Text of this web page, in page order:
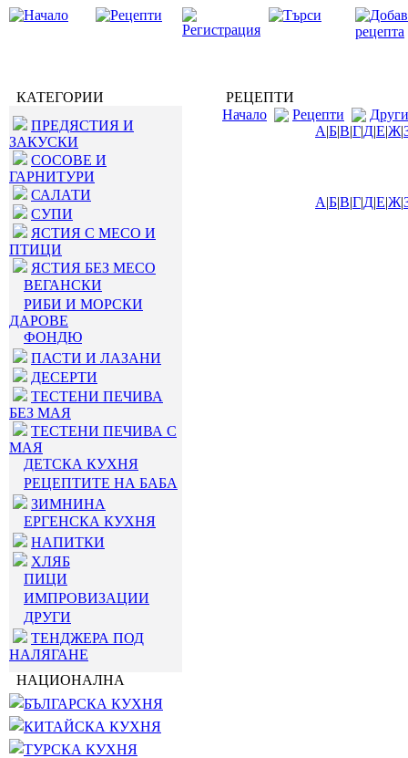
КАТЕГОРИИ
ПРЕДЯСТИЯ И
ЗАКУСКИ
СОСОВЕ И
ГАРНИТУРИ
САЛАТИ
СУПИ
ЯСТИЯ С МЕСО И
ПТИЦИ
ЯСТИЯ БЕЗ МЕСО
ВЕГАНСКИ
РИБИ И МОРСКИ
ДАРОВЕ
ФОНДЮ
ПАСТИ И ЛАЗАНИ
ДЕСЕРТИ
ТЕСТЕНИ ПЕЧИВА
БЕЗ МАЯ
ТЕСТЕНИ ПЕЧИВА С
МАЯ
ДЕТСКА КУХНЯ
РЕЦЕПТИТЕ НА БАБА
ЗИМНИНА
ЕРГЕНСКА КУХНЯ
НАПИТКИ
ХЛЯБ
ПИЦИ
ИМПРОВИЗАЦИИ
ДРУГИ
ТЕНДЖЕРА ПОД
НАЛЯГАНЕ
НАЦИОНАЛНА
БЪЛГАРСКА КУХНЯ
КИТАЙСКА КУХНЯ
ТУРСКА КУХНЯ
РЕЦЕПТИ
Начало
Рецепти
Други
А|Б|В|Г|Д|Е|Ж|
А|Б|В|Г|Д|Е|Ж|